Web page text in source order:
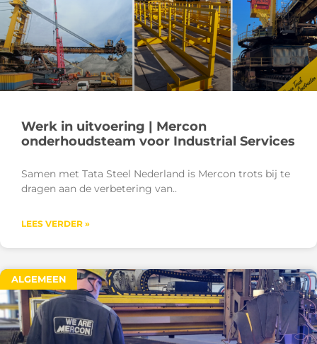
Werk in uitvoering | Mercon
onderhoudsteam voor Industrial Services
Samen met Tata Steel Nederland is Mercon trots bij te
dragen aan de verbetering van
LEES VERDER »
ALGEMEEN